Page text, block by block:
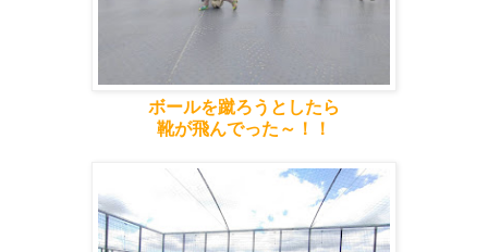
ボールを蹴ろうとしたら
靴が飛んでった～！！